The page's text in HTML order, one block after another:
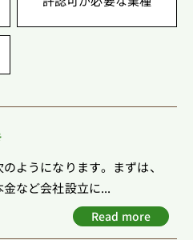
ようになります。まずは、
など会社設立に...
Read more